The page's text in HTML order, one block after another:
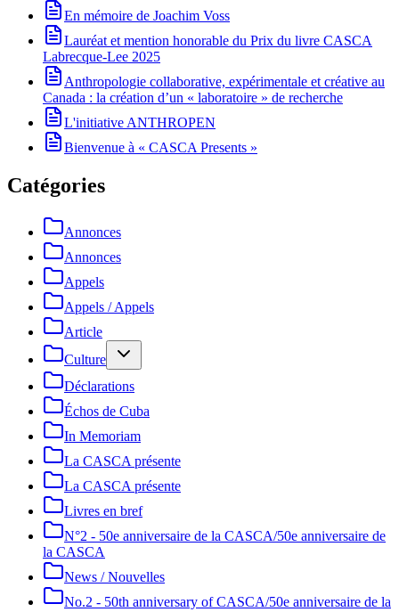
En mémoire de Joachim Voss
Lauréat et mention honorable du Prix du livre CASCA
Labrecque-Lee 2025
Anthropologie collaborative, expérimentale et créative au
Canada : la création d’un « laboratoire » de recherche
L'initiative ANTHROPEN
Bienvenue à « CASCA Presents »
Catégories
Annonces
Annonces
Appels
Appels / Appels
Article
Culture
Déclarations
Échos de Cuba
In Memoriam
La CASCA présente
La CASCA présente
Livres en bref
N°2 - 50e anniversaire de la CASCA/50e anniversaire de
la CASCA
News / Nouvelles
No.2 - 50th anniversary of CASCA/50e anniversaire de la